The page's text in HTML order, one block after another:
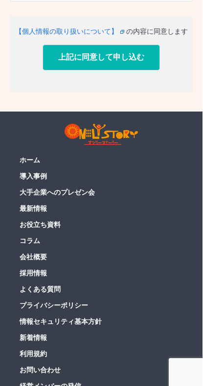
【個人情報の取り扱いについて】 の内容に同意します
ホーム
導入事例
大手企業へのプレゼン会
最新情報
お役立ち資料
コラム
会社概要
採用情報
よくある質問
プライバシーポリシー
情報セキュリティ基本方針
新着情報
利用規約
お問い合わせ